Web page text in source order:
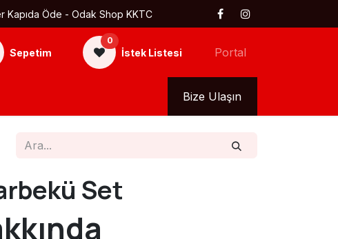
Kapıda Öde - Odak Shop KKTC
Sepetim
0
İstek Listesi Portal
Bize Ulaşın
Set